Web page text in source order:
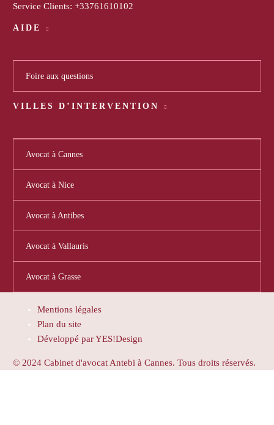
Service Clients: +33761610102
AIDE
Foire aux questions
VILLES D’INTERVENTION
Avocat à Cannes
Avocat à Nice
Avocat à Antibes
Avocat à Vallauris
Avocat à Grasse
Mentions légales
Plan du site
Développé par YES!Design
© 2024 Cabinet d'avocat Antebi à Cannes. Tous droits réservés.